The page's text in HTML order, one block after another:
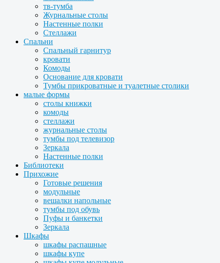
тв-тумба
Журнальные столы
Настенные полки
Стеллажи
Спальни
Спальный гарнитур
кровати
Комоды
Основание для кровати
Тумбы прикроватные и туалетные столики
малые формы
столы книжки
комоды
стеллажи
журнальные столы
тумбы под телевизор
Зеркала
Настенные полки
Библиотеки
Прихожие
Готовые решения
модульные
вешалки напольные
тумбы под обувь
Пуфы и банкетки
Зеркала
Шкафы
шкафы распашные
шкафы купе